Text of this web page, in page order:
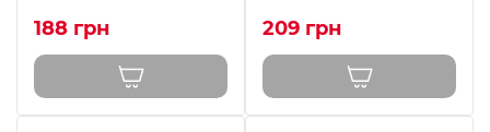
188 грн 209 грн